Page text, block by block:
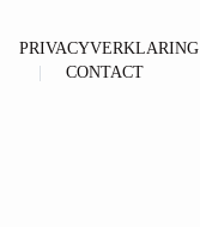
PRIVACYVERKLARING
CONTACT